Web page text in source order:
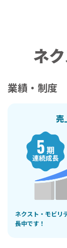
ネ
業績・制度
売
ネクスト・モビリ
長中です！